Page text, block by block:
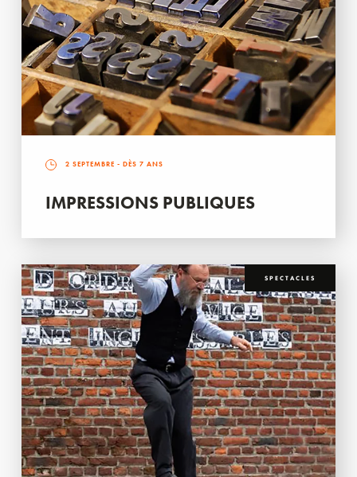
2 SEPTEMBRE - DÈS 7 ANS
IMPRESSIONS PUBLIQUES
SPECTACLES